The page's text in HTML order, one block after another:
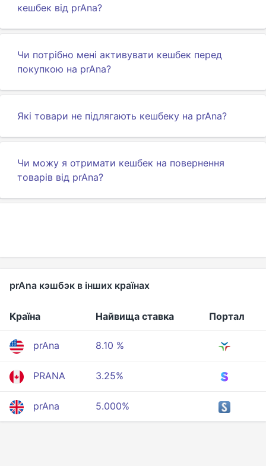
кешбек від prAna?
Чи потрібно мені активувати кешбек перед
покупкою на prAna?
Які товари не підлягають кешбеку на prAna?
Чи можу я отримати кешбек на повернення
товарів від prAna?
prAna кэшбэк в інших країнах
Країна Найвища ставка Портал
prAna 8.10 %
PRANA 3.25%
prAna 5.000%